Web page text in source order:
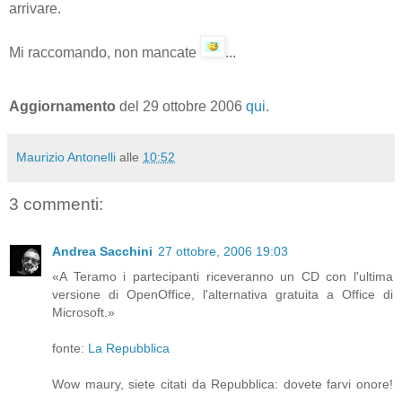
arrivare.
Mi raccomando, non mancate ...
Aggiornamento del 29 ottobre 2006 qui.
Maurizio Antonelli alle 10:52
3 commenti:
Andrea Sacchini 27 ottobre, 2006 19:03
«A Teramo i partecipanti riceveranno un CD con l'ultima
versione di OpenOffice, l'alternativa gratuita a Office di
Microsoft.»
fonte: La Repubblica
Wow maury, siete citati da Repubblica: dovete farvi onore!